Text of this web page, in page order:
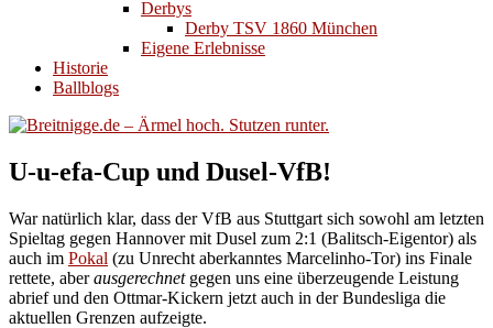
Derbys
Derby TSV 1860 München
Eigene Erlebnisse
Historie
Ballblogs
U-u-efa-Cup und Dusel-VfB!
War natürlich klar, dass der VfB aus Stuttgart sich sowohl am letzten
Spieltag gegen Hannover mit Dusel zum 2:1 (Balitsch-Eigentor) als
auch im Pokal (zu Unrecht aberkanntes Marcelinho-Tor) ins Finale
rettete, aberausgerechnetgegen uns eine überzeugende Leistung
abrief und den Ottmar-Kickern jetzt auch in der Bundesliga die
aktuellen Grenzen aufzeigte.